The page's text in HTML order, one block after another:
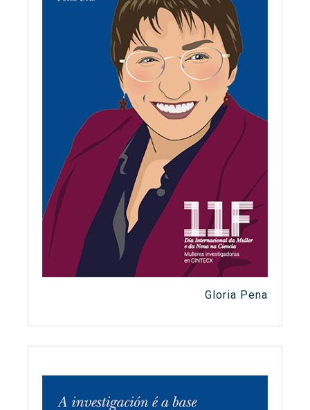
Gloria Pena